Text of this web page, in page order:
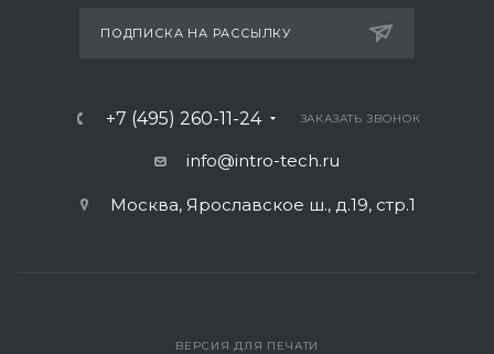
ПОДПИСКА НА РАССЫЛКУ
+7 (495) 260-11-24 ЗАКАЗАТЬ ЗВОНОК
info@intro-tech.ru
Москва, Ярославское ш., д.19, стр.1
ВЕРСИЯ ДЛЯ ПЕЧАТИ